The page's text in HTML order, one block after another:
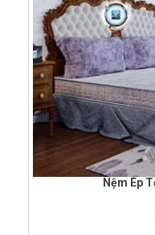
Nệm Ép